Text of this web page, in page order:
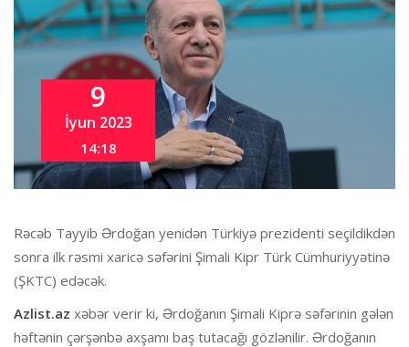
9
İyun 2023
14:18
Rəcəb Tayyib Ərdoğan yenidən Türkiyə prezidenti seçildikdən
sonra ilk rəsmi xaricə səfərini Şimali Kipr Türk Cümhuriyyətinə
(ŞKTC) edəcək.
Azlist.az xəbər verir ki, Ərdoğanın Şimali Kiprə səfərinin gələn
həftənin çərşənbə axşamı baş tutacağı gözlənilir. Ərdoğanın